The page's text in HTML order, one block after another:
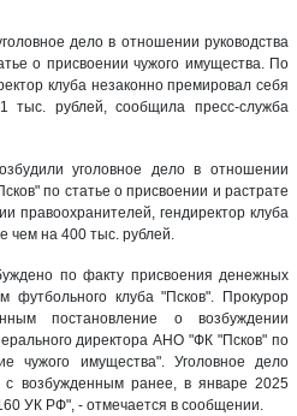
дело в отношении руководства
о присвоении чужого имущества. По
клуба незаконно премировал себя
тыс. рублей, сообщила пресс-служба
уголовное дело в отношении
по статье о присвоении и растрате
правоохранителей, гендиректор клуба
чем на 400 тыс. рублей.
по факту присвоения денежных
футбольного клуба "Псков". Прокурор
постановление о возбуждении
директора АНО "ФК "Псков" по
имущества". Уголовное дело
с возбужденным ранее, в январе 2025
УК РФ", - отмечается в сообщении.